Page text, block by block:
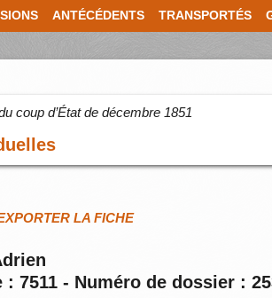
ANTÉCÉDENTS TRANSPORTÉS
coup d’État de décembre 1851
LA FICHE
: 7511 - Numéro de dossier :